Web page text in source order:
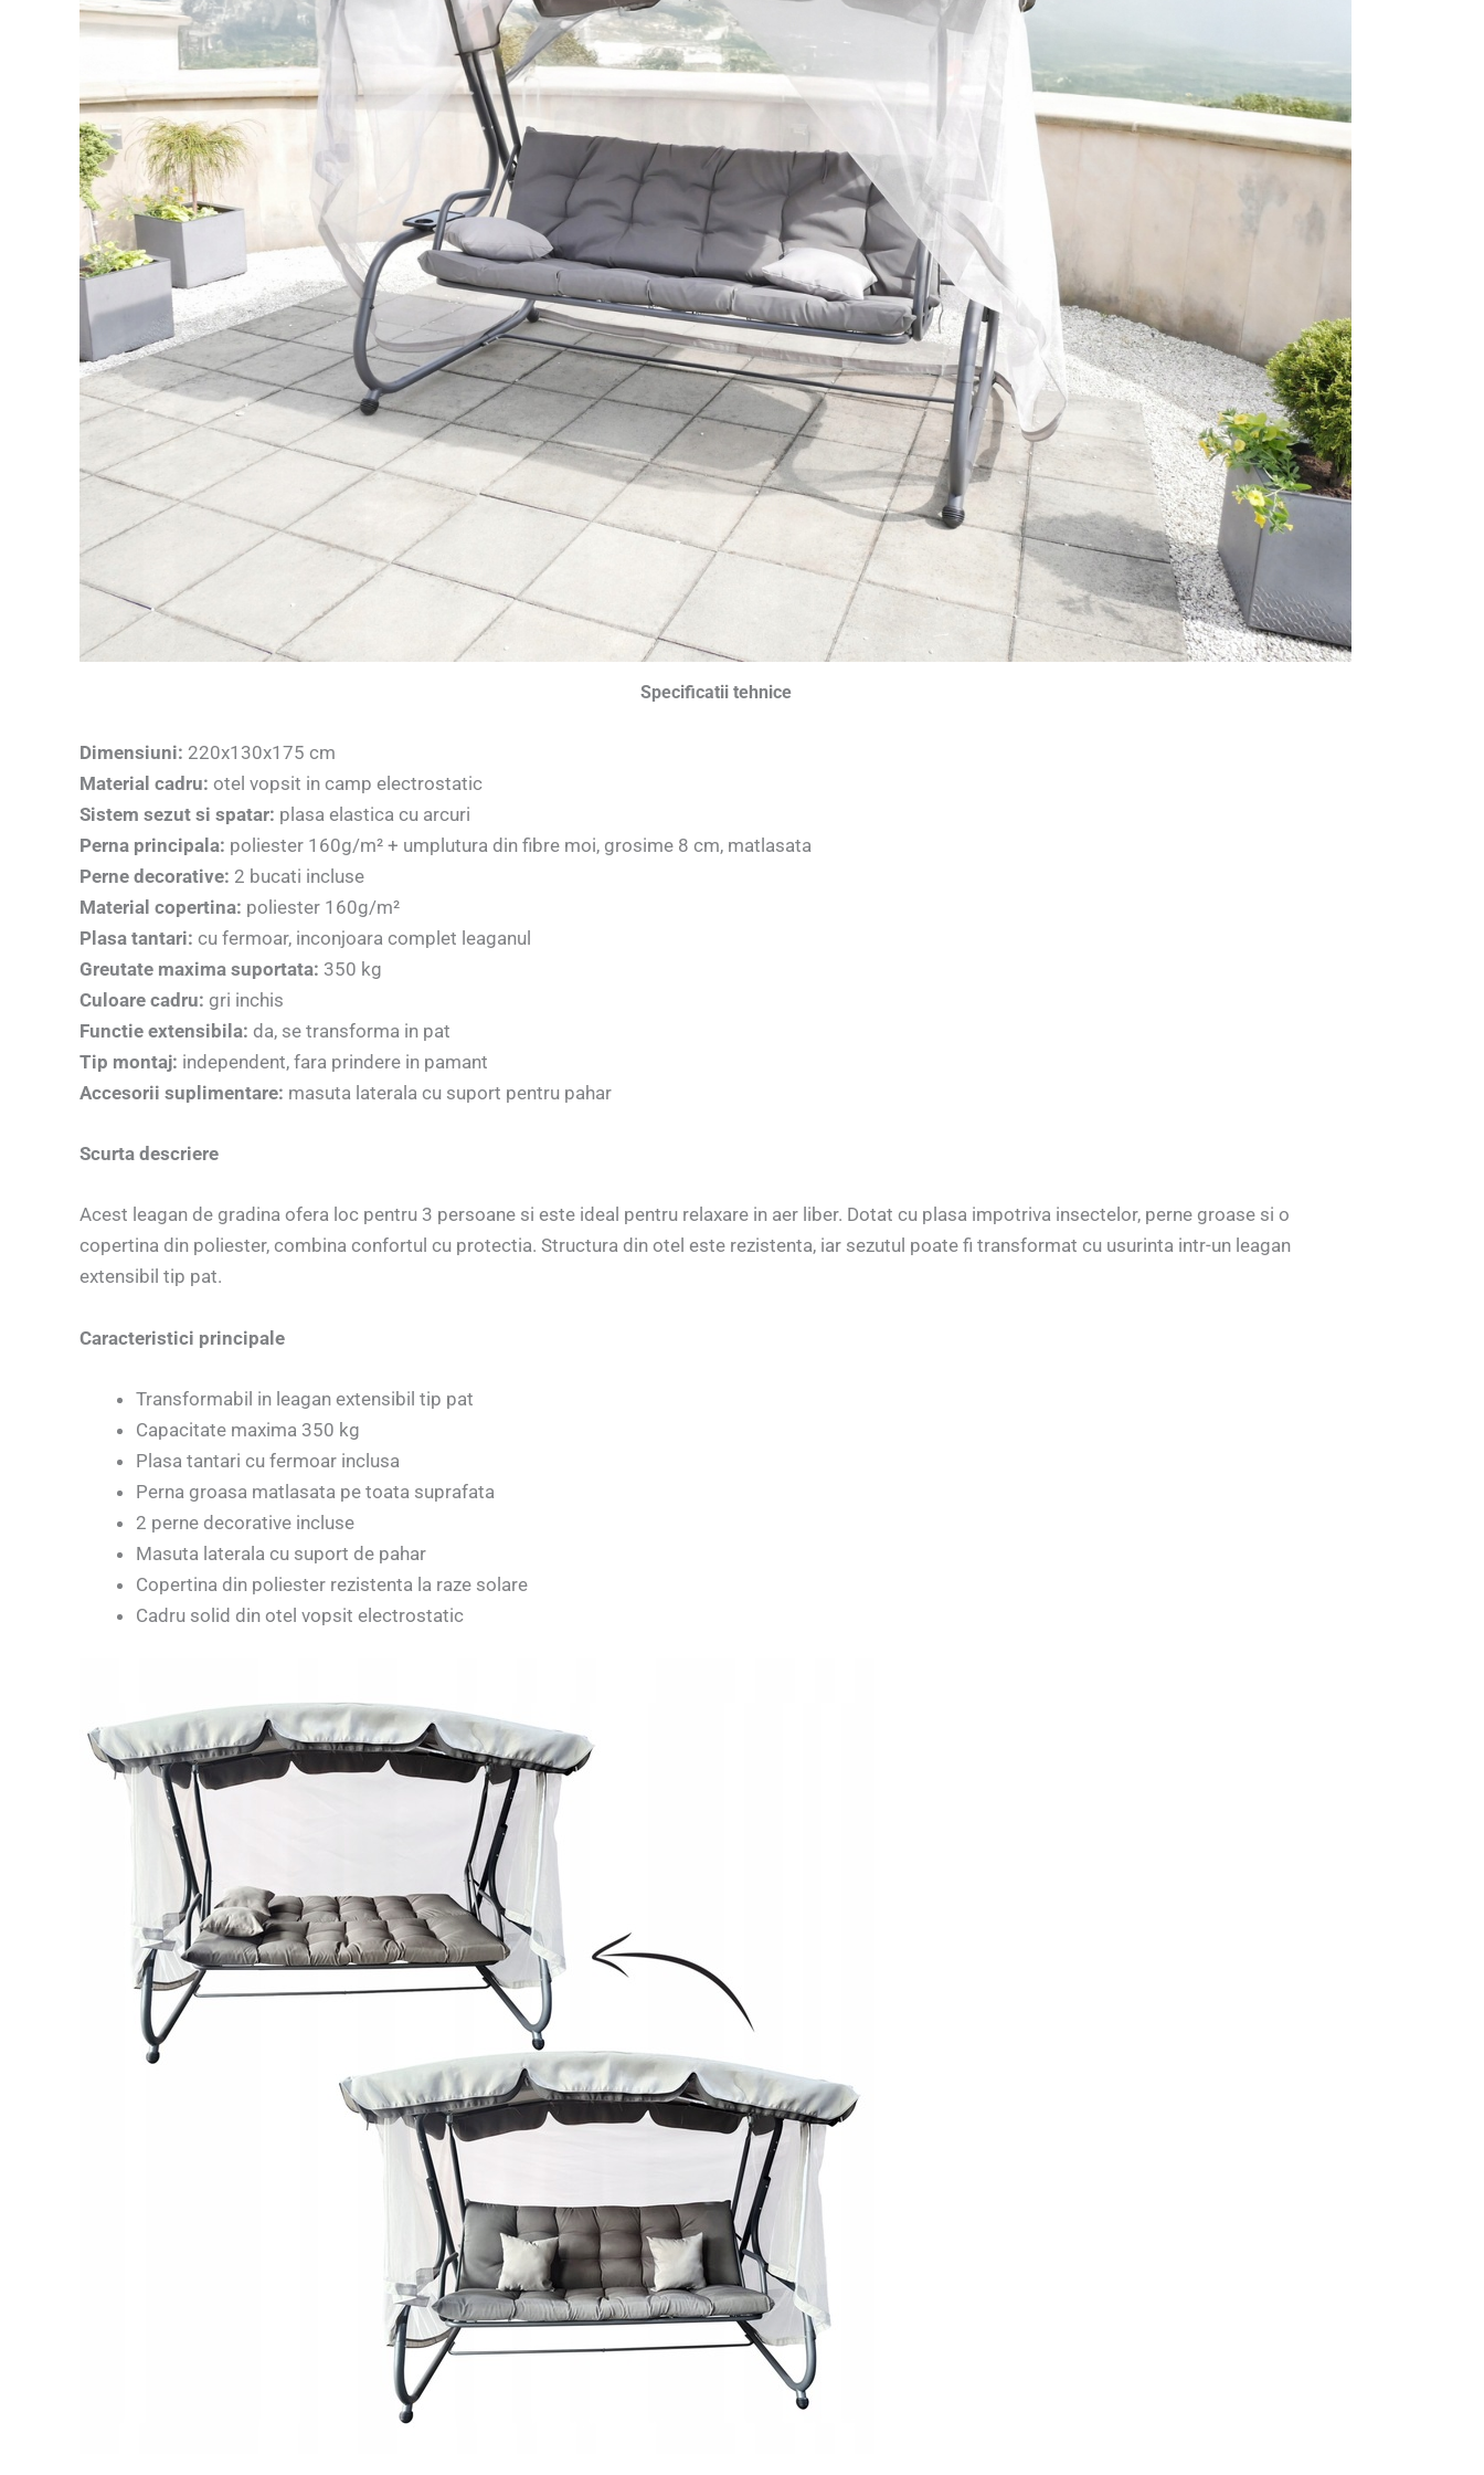
Specificatii tehnice
Dimensiuni: 220x130x175 cm
Material cadru: otel vopsit in camp electrostatic
Sistem sezut si spatar: plasa elastica cu arcuri
Perna principala: poliester 160g/m² + umplutura din fibre moi, grosime 8 cm, matlasata
Perne decorative: 2 bucati incluse
Material copertina: poliester 160g/m²
Plasa tantari: cu fermoar, inconjoara complet leaganul
Greutate maxima suportata: 350 kg
Culoare cadru: gri inchis
Functie extensibila: da, se transforma in pat
Tip montaj: independent, fara prindere in pamant
Accesorii suplimentare: masuta laterala cu suport pentru pahar
Scurta descriere
Acest leagan de gradina ofera loc pentru 3 persoane si este ideal pentru relaxare in aer liber. Dotat cu plasa impotriva insectelor, perne groase si o
copertina din poliester, combina confortul cu protectia. Structura din otel este rezistenta, iar sezutul poate fi transformat cu usurinta intr-un leagan
extensibil tip pat.
Caracteristici principale
Transformabil in leagan extensibil tip pat
Capacitate maxima 350 kg
Plasa tantari cu fermoar inclusa
Perna groasa matlasata pe toata suprafata
2 perne decorative incluse
Masuta laterala cu suport de pahar
Copertina din poliester rezistenta la raze solare
Cadru solid din otel vopsit electrostatic